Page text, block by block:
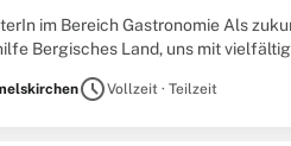
im Bereich Gastronomie Als
Bergisches Land, uns mit
scheduleVollzeit · Teilzeit